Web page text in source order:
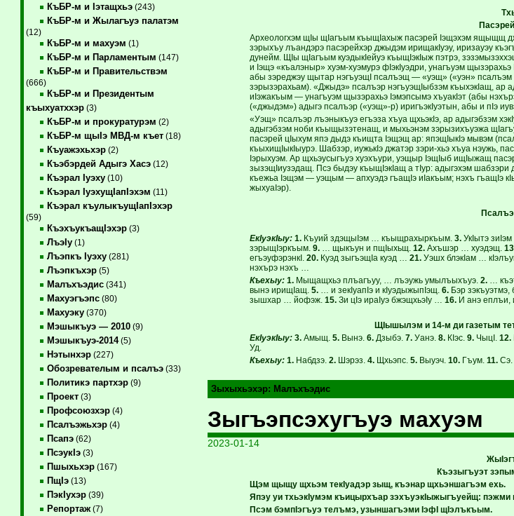
КъБР-м и Iэтащхьэ(243)
КъБР-м и Жылагъуэ палатэм
(12)
КъБР-м и махуэм (1)
КъБР-м и Парламентым (147)
КъБР-м и Правительствэм
(666)
КъБР-м и Президентым
къыхуатххэр(3)
КъБР-м и прокуратурэм (2)
КъБР-м щыIэ МВД-м къет(18)
Къуажэхьхэр(2)
Къэбэрдей Адыгэ Хасэ(12)
Къэрал Iуэху(10)
Къэрал IуэхущIапIэхэм (11)
Къэрал къулыкъущIапIэхэр
(59)
КъэхъукъащIэхэр(3)
ЛъэIу(1)
Лъэпкъ Iуэху(281)
Лъэпкъхэр(5)
Малъхъэдис(341)
Махуэгъэпс(80)
Махуэку(370)
Мэшыкъуэ — 2010(9)
Мэшыкъуэ-2014(5)
Нэтынхэр(227)
Обозревателым и псалъэ(33)
Политикэ партхэр(9)
Проект(3)
Профсоюзхэр(4)
Псалъэжьхэр(4)
Псапэ(62)
ПсэукIэ(3)
Пшыхьхэр(167)
ПщIэ(13)
ПэкIухэр(39)
Репортаж(7)
Археологхэм щIы щIагъым къыщIахыж пасэрей Iэщэхэм ящыщщ
зэрыхъу лъандэрэ пасэрейхэр джыдэм ирищакIуэу, иризауэу
дунейм. ЩIы щIагъым куэдыкIейуэ къыщIэкIыж пэтрэ,
и Iэщэ «къалэныр» хуэм-хуэмурэ фIэкIуэдри, унагъуэм
абы зэреджэу щытар нэгъуэщI псалъэщ — «уэщ» («уэн»
зэрызэрахьам). «Джыдэ» псалъэр нэгъуэщIыбзэм къыхэкIащ,
иIэжакъым — унагъуэм щызэрахьэ Iэмэпсымэ хъуакIэт (абы
(«джыдэм») адыгэ псалъэр («уэщ»-р) иригъэкIуэтын, абы и пIэ
«Уэщ» псалъэр лъэныкъуэ егъэза хъуа щхьэкIэ, ар адыгэбзэм
адыгэбзэм ноби къыщызэтенащ, и мыхьэнэм зэрызихъуэжа
пасэрей цIыхум япэ дыдэ къищта Iэщэщ ар: япэщIыкIэ мывэм
къыхищIыкIыурэ. Шабзэр, иужькIэ джатэр зэри-хьэ хъуа нэужь,
Iэрыхуэм. Ар щхьэусыгъуэ хуэхъури, уэщыр IэщIыб ищIыжащ
зызэщIиузэдащ. Псэ быдэу къыщIэкIащ а тIур: адыгэхэм
къежьа Iэщэм — уэщым — апхуэдэ гъащIэ иIакъым; нэхъ гъащIэ
жыхуаIэр).
ЕкIуэкIыу: 1.Къуий здэщыIэм … къыщрахыркъым. 3.УкIытэ
зэрыщIэркъым. 9.… щыкъун и пщIыхьщ. 12.Ахъшэр … хуэдэщ.
егъэуфэрэнкI. 20.Куэд зыгъэщIа куэд … 21.Уэшх блэкIам …
нэхърэ нэхъ …
Къехыу: 1.Мыщащхьэ плъагъуу, … лъэужь умылъыхъуэ. 2.…
вынэ ирищIащ. 5.… и зекIуапIэ и кIуэдыжыпIэщ. 6.Бэр зэкъуэтмэ,
зышхар … йофэж. 15.Зи цIэ ираIуэ бжэщхьэIу … 16.И анэ еплъи,
ЩIышылэм и 14-м ди газетым
ЕкIуэкIыу: 3.Амыщ. 5.Вынэ. 6.Дзыбэ. 7.Уанэ. 8.КIэс. 9.ЧыцI. 12.
Уд.
Къехыу: 1.Набдзэ. 2.Шэрэз. 4.Щхьэпс. 5.Выуэч. 10.Гъум. 11.Сэ.
Зыхыхьэхэр: Малъхъэдис
Зыгъэпсэхугъуэ махуэм
2023-01-14
Къэзыгъуэт
Щэм щыщу щхьэм текIуадэр зыщ, къэнар щхьэншагъэм ехь.
Япэу уи тхьэкIумэм къицырхъар зэхъуэкIыжыгъуейщ: пэжми
Псэм бэмпIэгъуэ телъмэ, узыншагъэми IэфI щIэлъкъым.